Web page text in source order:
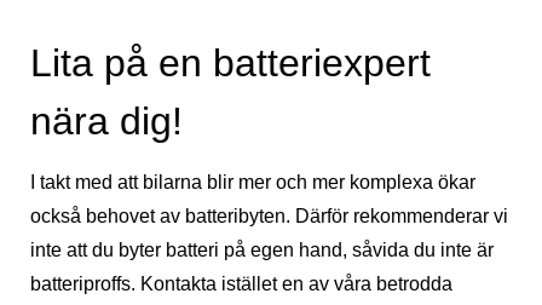
Lita på en batteriexpert
nära dig!
I takt med att bilarna blir mer och mer komplexa ökar
också behovet av batteribyten. Därför rekommenderar vi
inte att du byter batteri på egen hand, såvida du inte är
batteriproffs. Kontakta istället en av våra betrodda